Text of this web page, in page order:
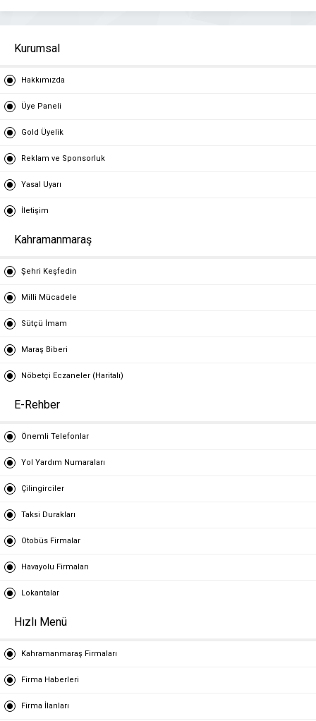
Kurumsal
Hakkımızda
Üye Paneli
Gold Üyelik
Reklam ve Sponsorluk
Yasal Uyarı
İletişim
Kahramanmaraş
Şehri Keşfedin
Milli Mücadele
Sütçü İmam
Maraş Biberi
Nöbetçi Eczaneler (Haritalı)
E-Rehber
Önemli Telefonlar
Yol Yardım Numaraları
Çilingirciler
Taksi Durakları
Otobüs Firmalar
Havayolu Firmaları
Lokantalar
Hızlı Menü
Kahramanmaraş Firmaları
Firma Haberleri
Firma İlanları